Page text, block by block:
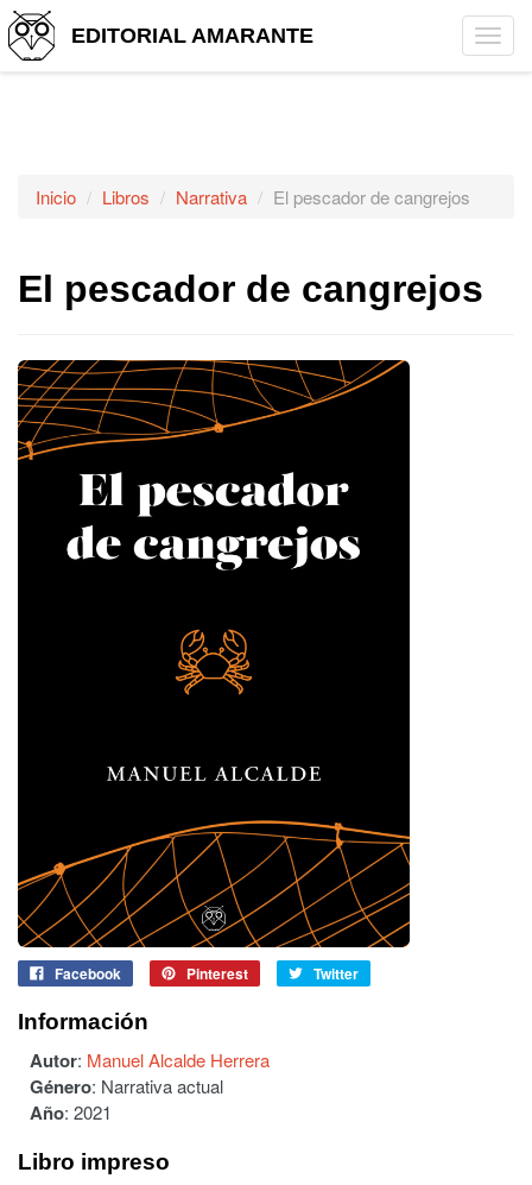
EDITORIAL AMARANTE
Inicio Libros Narrativa El pescador de cangrejos
El pescador de cangrejos
Facebook Pinterest Twitter
Información
Autor: Manuel Alcalde Herrera
Género: Narrativa actual
Año: 2021
Libro impreso